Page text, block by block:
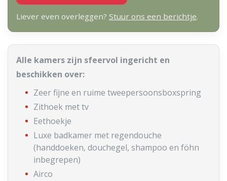
Liever even overleggen? Stuur ons een berichtje.
Alle kamers zijn sfeervol ingericht en
beschikken over:
Zeer fijne en ruime tweepersoonsboxspring
Zithoek met tv
Eethoekje
Luxe badkamer met regendouche
(handdoeken, douchegel, shampoo en föhn
inbegrepen)
Airco